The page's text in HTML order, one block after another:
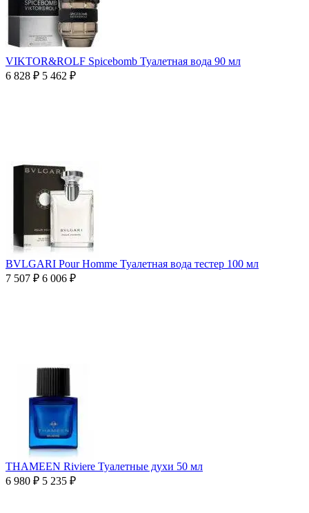
VIKTOR&ROLF Spicebomb Туалетная вода 90 мл
6 828 ₽ 5 462 ₽
BVLGARI Pour Homme Туалетная вода тестер 100 мл
7 507 ₽ 6 006 ₽
THAMEEN Riviere Туалетные духи 50 мл
6 980 ₽ 5 235 ₽